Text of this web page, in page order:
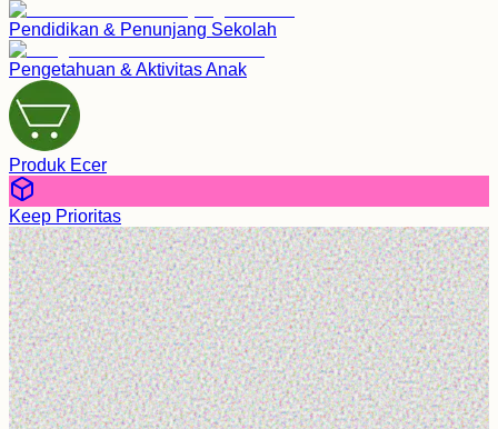
Pendidikan & Penunjang Sekolah
Pengetahuan & Aktivitas Anak
Produk Ecer
Keep Prioritas